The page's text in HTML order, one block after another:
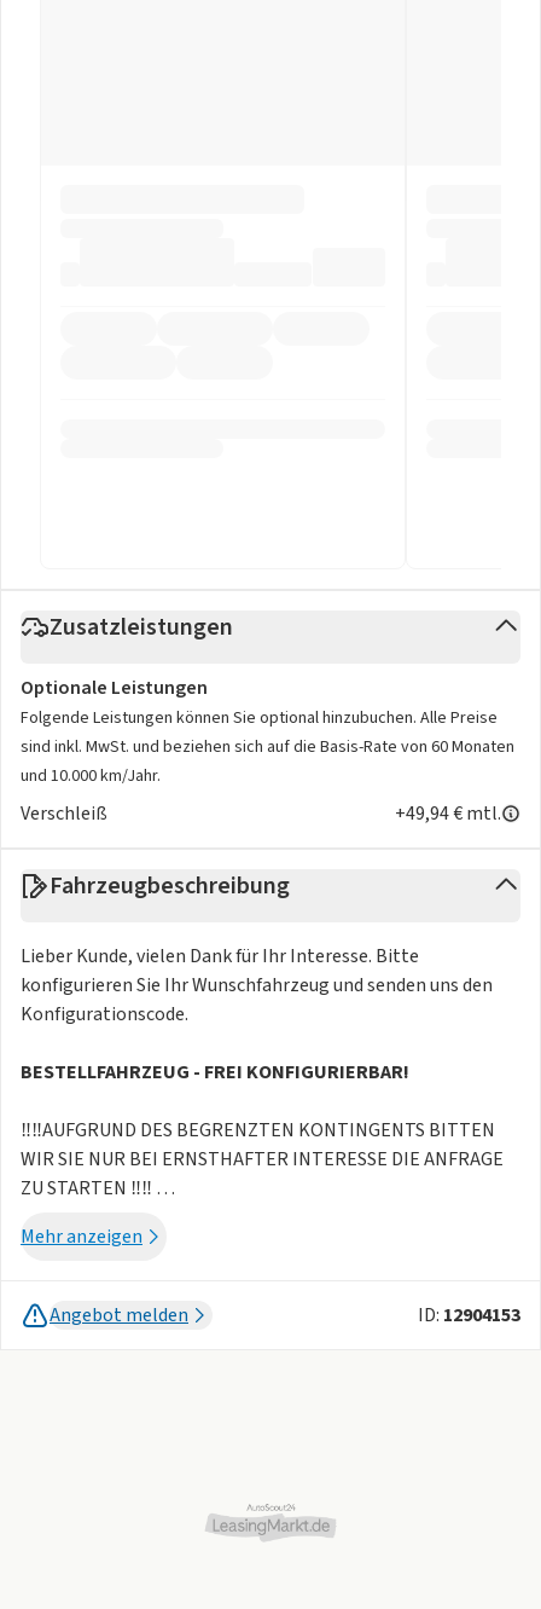
Zusatzleistungen
Optionale Leistungen
Folgende Leistungen können Sie optional hinzubuchen. Alle Preise
sind inkl. MwSt. und beziehen sich auf die Basis-Rate von 60 Monaten
und 10.000 km/Jahr.
Verschleiß +49,94 € mtl.
Fahrzeugbeschreibung
Lieber Kunde, vielen Dank für Ihr Interesse. Bitte
konfigurieren Sie Ihr Wunschfahrzeug und senden uns den
Konfigurationscode.
BESTELLFAHRZEUG - FREI KONFIGURIERBAR!
‼️‼️AUFGRUND DES BEGRENZTEN KONTINGENTS BITTEN
WIR SIE NUR BEI ERNSTHAFTER INTERESSE DIE ANFRAGE
ZU STARTEN ‼️‼️
Farbe und Sonderausstattung sind frei konfigurierbar.
Mehr anzeigen
Angebot melden ID: 12904153